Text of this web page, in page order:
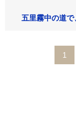
五里霧中の道
1